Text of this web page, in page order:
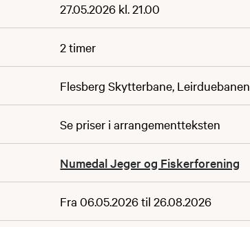
27.05.2026 kl. 21.00
2 timer
Flesberg Skytterbane, Leirduebanen
Se priser i arrangementteksten
Numedal Jeger og Fiskerforening
Fra 06.05.2026 til 26.08.2026